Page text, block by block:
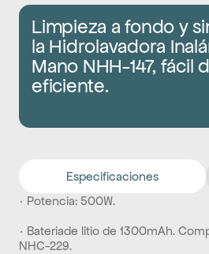
Limpieza a fondo y
la Hidrolavadora
Mano NHH-147, fácil
eficiente.
Especificaciones
· Potencia: 500W.
· Bateriade litio de 1300mAh.
NHC-229.